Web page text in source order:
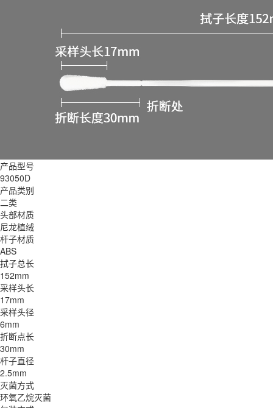
产品型号
93050D
产品类别
二类
头部材质
尼龙植绒
杆子材质
ABS
拭子总长
152mm
采样头长
17mm
采样头径
6mm
折断点长
30mm
杆子直径
2.5mm
灭菌方式
环氧乙烷灭菌